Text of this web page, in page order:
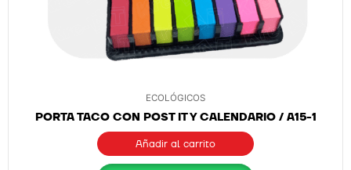
ECOLÓGICOS
PORTA TACO CON POST IT Y CALENDARIO / A15-1
Añadir al carrito